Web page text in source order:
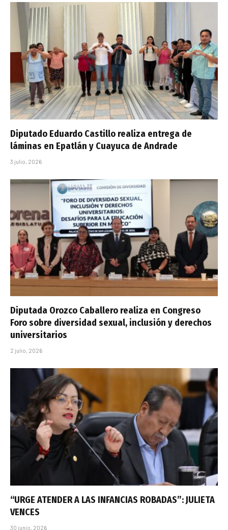
Diputado Eduardo Castillo realiza entrega de
láminas en Epatlán y Cuayuca de Andrade
3 julio, 2026
Diputada Orozco Caballero realiza en Congreso
Foro sobre diversidad sexual, inclusión y derechos
universitarios
2 julio, 2026
“URGE ATENDER A LAS INFANCIAS ROBADAS”: JULIETA
VENCES
30 junio, 2026